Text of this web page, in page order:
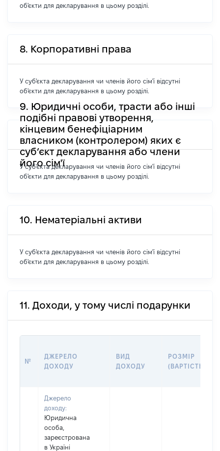
об'єкти для декларування в цьому розділі.
8. Корпоративні права
У суб'єкта декларування чи членів його сім'ї відсутні
об'єкти для декларування в цьому розділі.
9. Юридичні особи, трасти або інші
подібні правові утворення,
кінцевим бенефіціарним
власником (контролером) яких є
суб’єкт декларування або члени
його сім'ї
У суб'єкта декларування чи членів його сім'ї відсутні
об'єкти для декларування в цьому розділі.
10. Нематеріальні активи
У суб'єкта декларування чи членів його сім'ї відсутні
об'єкти для декларування в цьому розділі.
11. Доходи, у тому числі подарунки
№
ДЖЕРЕЛО
ДОХОДУ
ВИД
ДОХОДУ
РОЗМІР
(ВАРТІСТЬ)
Джерело
доходу:
Юридична
особа,
зареєстрована
в Україні